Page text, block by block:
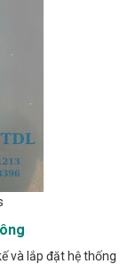
và lắp đặt hệ thống